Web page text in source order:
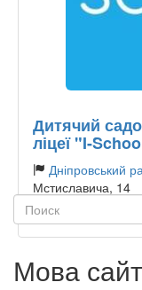
Дитячий
ліцеї "I-
Дніпровський
Мстиславича, 14
Тип садочку:
Поиск
Мова